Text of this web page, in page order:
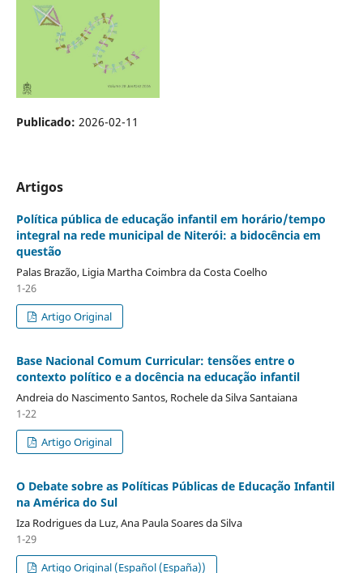
Publicado: 2026-02-11
Artigos
Política pública de educação infantil em horário/tempo
integral na rede municipal de Niterói: a bidocência em
questão
Palas Brazão, Ligia Martha Coimbra da Costa Coelho
1-26
Artigo Original
Base Nacional Comum Curricular: tensões entre o
contexto político e a docência na educação infantil
Andreia do Nascimento Santos, Rochele da Silva Santaiana
1-22
Artigo Original
O Debate sobre as Políticas Públicas de Educação Infantil
na América do Sul
Iza Rodrigues da Luz, Ana Paula Soares da Silva
1-29
Artigo Original (Español (España))